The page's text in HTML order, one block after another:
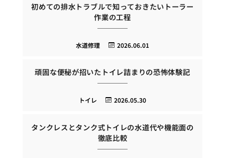
初めての排水トラブルで知っておきたいトーラー
作業の工程
2026.06.01
水道修理
頑固な便秘が招いたトイレ詰まりの恐怖体験記
2026.05.30
トイレ
タンクレスとタンク式トイレの水道代や機能面の
徹底比較